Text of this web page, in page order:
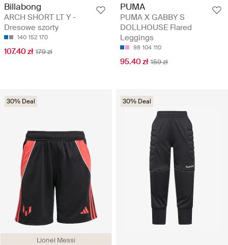
Billabong
ARCH SHORT LT Y -
Dresowe szorty
140 152 170
107.40 zł 179 zł
PUMA
PUMA X GABBY S
DOLLHOUSE Flared
Leggings
98 104 110
95.40 zł 159 zł
Lionel Messi
30% Deal 30% Deal